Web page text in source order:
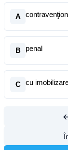
A
B penal
C cu